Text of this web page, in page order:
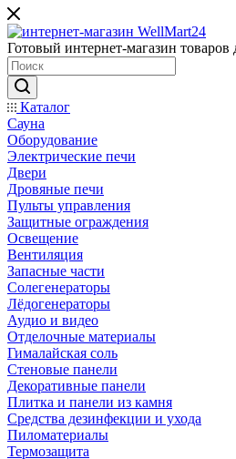
Готовый интернет-магазин товаров
Каталог
Сауна
Оборудование
Электрические печи
Двери
Дровяные печи
Пульты управления
Защитные ограждения
Освещение
Вентиляция
Запасные части
Солегенераторы
Лёдогенераторы
Аудио и видео
Отделочные материалы
Гималайская соль
Стеновые панели
Декоративные панели
Плитка и панели из камня
Средства дезинфекции и ухода
Пиломатериалы
Термозащита